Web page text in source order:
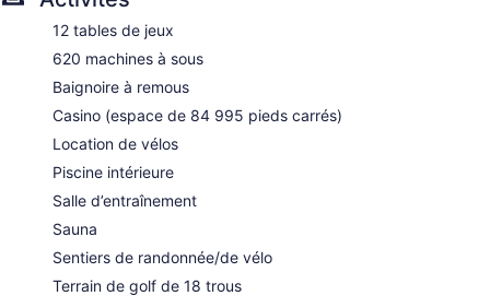
12 tables de jeux
620 machines à sous
Baignoire à remous
Casino (espace de 84 995 pieds carrés)
Location de vélos
Piscine intérieure
Salle d’entraînement
Sauna
Sentiers de randonnée/de vélo
Terrain de golf de 18 trous